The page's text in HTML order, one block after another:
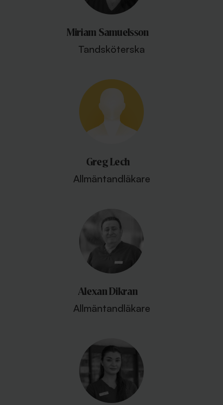
Miriam Samuelsson
Tandsköterska
Greg Lech
Allmäntandläkare
Alexan Dikran
Allmäntandläkare